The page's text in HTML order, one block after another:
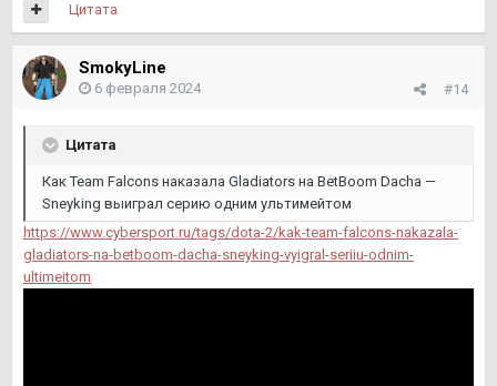
Цитата
SmokyLine
#14
6 февраля 2024
Цитата
Как Team Falcons наказала Gladiators на BetBoom Dacha —
Sneyking выиграл серию одним ультимейтом
https://www.cybersport.ru/tags/dota-2/kak-team-falcons-nakazala-
gladiators-na-betboom-dacha-sneyking-vyigral-seriiu-odnim-
ultimeitom